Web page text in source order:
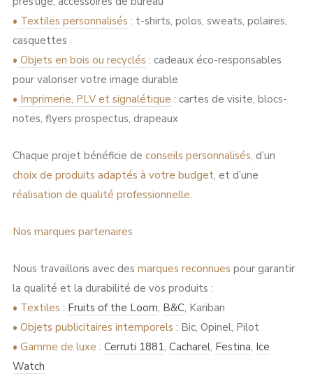
• Textiles personnalisés : t-shirts, polos, sweats, polaires,
casquettes
• Objets en bois ou recyclés : cadeaux éco-responsables
pour valoriser votre image durable
• Imprimerie, PLV et signalétique : cartes de visite, blocs-
notes, flyers prospectus, drapeaux
Chaque projet bénéficie de conseils personnalisés, d’un
choix de produits adaptés à votre budget, et d’une
réalisation de qualité professionnelle.
Nos marques partenaires
Nous travaillons avec des marques reconnues pour garantir
la qualité et la durabilité de vos produits :
• Textiles : Fruits of the Loom, B&C, Kariban
• Objets publicitaires intemporels : Bic, Opinel, Pilot
• Gamme de luxe : Cerruti 1881, Cacharel, Festina, Ice
Watch